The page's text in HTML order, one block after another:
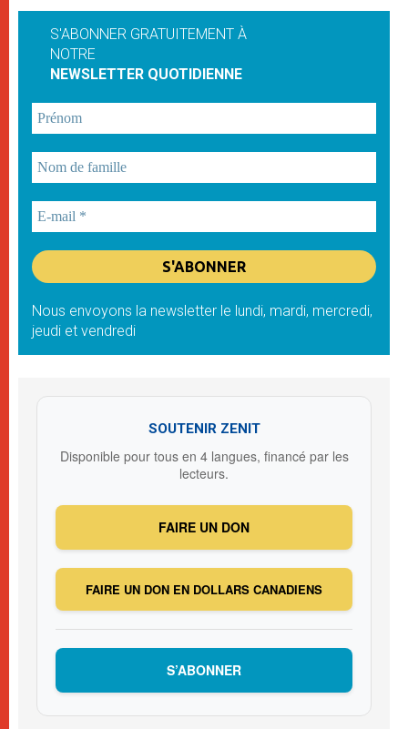
S'ABONNER GRATUITEMENT À
NOTRE
NEWSLETTER QUOTIDIENNE
Nous envoyons la newsletter le lundi, mardi, mercredi,
jeudi et vendredi
SOUTENIR ZENIT
Disponible pour tous en 4 langues, financé par les
lecteurs.
FAIRE UN DON
FAIRE UN DON EN DOLLARS CANADIENS
S’ABONNER